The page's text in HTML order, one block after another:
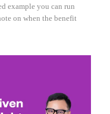
example you can run
on when the benefit